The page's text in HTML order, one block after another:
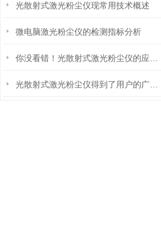
光散射式激光粉尘仪现常用技术概述
微电脑激光粉尘仪的检测指标分析